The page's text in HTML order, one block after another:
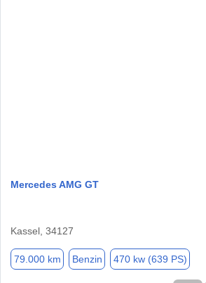
Mercedes AMG GT
Kassel, 34127
79.000 km Benzin 470 kw (639 PS)